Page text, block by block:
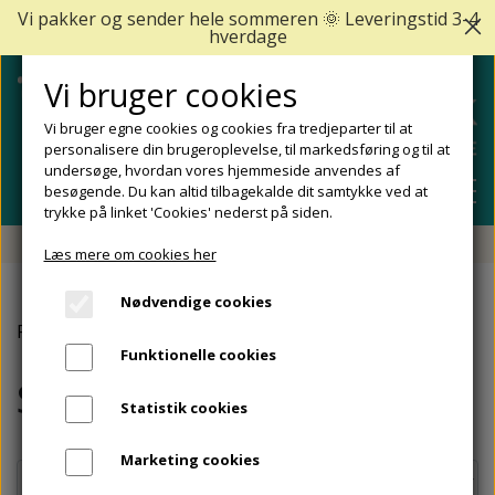
SHOP
FODCREMER
NEGLESVAMP
REDSKABER TIL FODPLEJE OG NEGLEPLEJE
FODFILE OG FODHØVLE
SÅLER, FODINDLÆG OG AFLASTNINGER
FODPROBLEMER
APOFYSITIS CALCANEI/SEVERS SYNDROM
REJSESTØRRELSER
MÆRKER
Fri fragt fra 499 DKK - Levering 1-2 hverdage
Forside
Svangsenebetændelse
Vi bruger cookies
Vi bruger egne cookies og cookies fra tredjeparter til at
personalisere din brugeroplevelse, til markedsføring og til at
undersøge, hvordan vores hjemmeside anvendes af
besøgende. Du kan altid tilbagekalde dit samtykke ved at
trykke på linket 'Cookies' nederst på siden.
Læs mere om cookies her
Nødvendige cookies
Funktionelle cookies
Statistik cookies
Marketing cookies
Vi pakker og sender hele sommeren 🌞 Leveringstid 3-4
hverdage